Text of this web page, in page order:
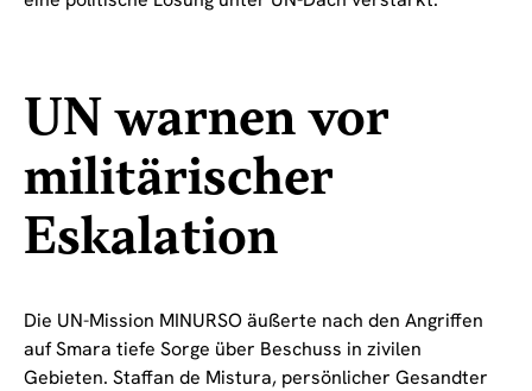
UN warnen vor
militärischer
Eskalation
Die UN-Mission MINURSO äußerte nach den Angriffen
auf Smara tiefe Sorge über Beschuss in zivilen
Gebieten. Staffan de Mistura, persönlicher Gesandter